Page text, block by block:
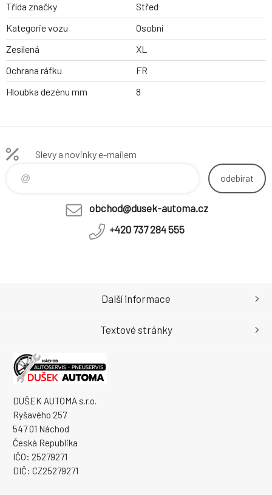
Třída značky
Střed
Kategorie vozu
Osobní
Zesílená
XL
Ochrana ráfku
FR
Hloubka dezénu mm
8
Slevy a novinky e-mailem
odebírat
obchod@dusek-automa.cz
+420 737 284 555
DUŠEK AUTOMA s.r.o.
Ryšavého 257
547 01 Náchod
Česká Republika
IČO: 25279271
DIČ: CZ25279271
Další informace
Textové stránky